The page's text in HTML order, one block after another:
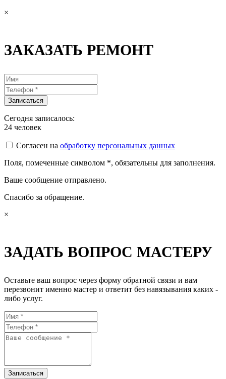
×
ЗАКАЗАТЬ РЕМОНТ
Сегодня записалось:
24 человек
Согласен на обработку персональных данных
Поля, помеченные символом *, обязательны для заполнения.
Ваше сообщение отправлено.
Спасибо за обращение.
×
ЗАДАТЬ ВОПРОС МАСТЕРУ
Оставьте ваш вопрос через форму обратной связи и вам
перезвонит именно мастер и ответит без навязывания каких -
либо услуг.